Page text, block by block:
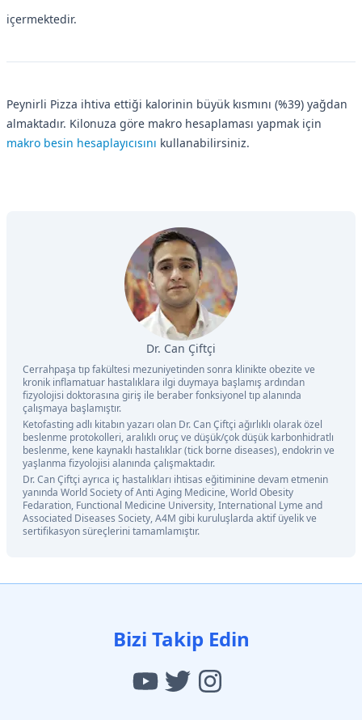
içermektedir.
Peynirli Pizza ihtiva ettiği kalorinin büyük kısmını (%39) yağdan
almaktadır. Kilonuza göre makro hesaplaması yapmak için
makro besin hesaplayıcısını kullanabilirsiniz.
Dr. Can Çiftçi
Cerrahpaşa tıp fakültesi mezuniyetinden sonra klinikte obezite ve
kronik inflamatuar hastalıklara ilgi duymaya başlamış ardından
fizyolojisi doktorasına giriş ile beraber fonksiyonel tıp alanında
çalışmaya başlamıştır.
Ketofasting adlı kitabın yazarı olan Dr. Can Çiftçi ağırlıklı olarak özel
beslenme protokolleri, aralıklı oruç ve düşük/çok düşük karbonhidratlı
beslenme, kene kaynaklı hastalıklar (tick borne diseases), endokrin ve
yaşlanma fizyolojisi alanında çalışmaktadır.
Dr. Can Çiftçi ayrıca iç hastalıkları ihtisas eğitiminine devam etmenin
yanında World Society of Anti Aging Medicine, World Obesity
Fedaration, Functional Medicine University, International Lyme and
Associated Diseases Society, A4M gibi kuruluşlarda aktif üyelik ve
sertifikasyon süreçlerini tamamlamıştır.
Bizi Takip Edin